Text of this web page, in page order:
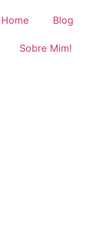
Home Blog
Sobre Mim!